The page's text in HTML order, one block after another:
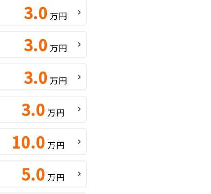
3.0 万円
3.0 万円
3.0 万円
3.0 万円
10.0 万円
5.0 万円